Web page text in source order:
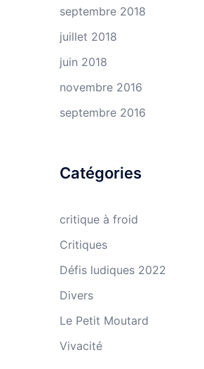
septembre 2018
juillet 2018
juin 2018
novembre 2016
septembre 2016
Catégories
critique à froid
Critiques
Défis ludiques 2022
Divers
Le Petit Moutard
Vivacité